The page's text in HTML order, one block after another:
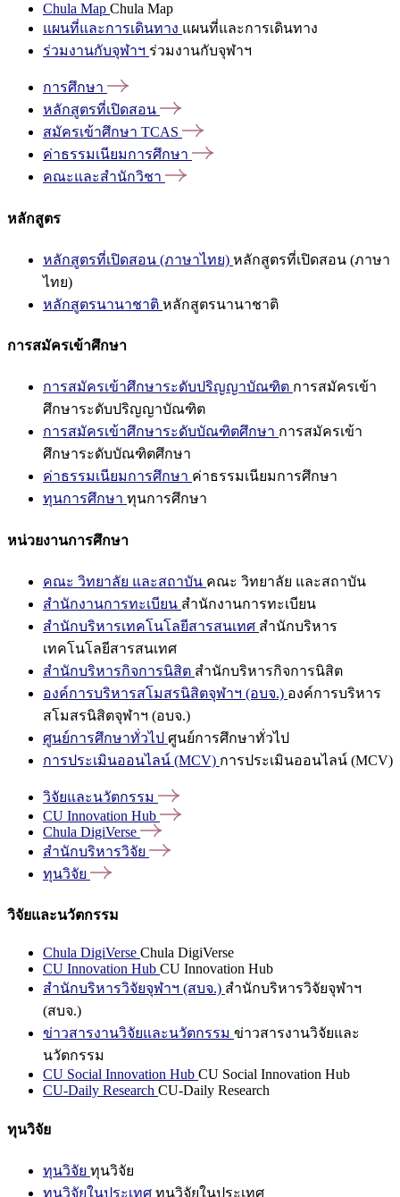
Chula Map Chula Map
แผนที่และการเดินทาง แผนที่และการเดินทาง
ร่วมงานกับจุฬาฯ ร่วมงานกับจุฬาฯ
การศึกษา
หลักสูตรที่เปิดสอน
สมัครเข้าศึกษา TCAS
ค่าธรรมเนียมการศึกษา
คณะและสำนักวิชา
หลักสูตร
หลักสูตรที่เปิดสอน (ภาษาไทย) หลักสูตรที่เปิดสอน (ภาษา
ไทย)
หลักสูตรนานาชาติ หลักสูตรนานาชาติ
การสมัครเข้าศึกษา
การสมัครเข้าศึกษาระดับปริญญาบัณฑิต การสมัครเข้า
ศึกษาระดับปริญญาบัณฑิต
การสมัครเข้าศึกษาระดับบัณฑิตศึกษา การสมัครเข้า
ศึกษาระดับบัณฑิตศึกษา
ค่าธรรมเนียมการศึกษา ค่าธรรมเนียมการศึกษา
ทุนการศึกษา ทุนการศึกษา
หน่วยงานการศึกษา
คณะ วิทยาลัย และสถาบัน คณะ วิทยาลัย และสถาบัน
สำนักงานการทะเบียน สำนักงานการทะเบียน
สำนักบริหารเทคโนโลยีสารสนเทศ สำนักบริหาร
เทคโนโลยีสารสนเทศ
สำนักบริหารกิจการนิสิต สำนักบริหารกิจการนิสิต
องค์การบริหารสโมสรนิสิตจุฬาฯ (อบจ.) องค์การบริหาร
สโมสรนิสิตจุฬาฯ (อบจ.)
ศูนย์การศึกษาทั่วไป ศูนย์การศึกษาทั่วไป
การประเมินออนไลน์ (MCV) การประเมินออนไลน์ (MCV)
วิจัยและนวัตกรรม
CU Innovation Hub
Chula DigiVerse
สำนักบริหารวิจัย
ทุนวิจัย
วิจัยและนวัตกรรม
Chula DigiVerse Chula DigiVerse
CU Innovation Hub CU Innovation Hub
สำนักบริหารวิจัยจุฬาฯ (สบจ.) สำนักบริหารวิจัยจุฬาฯ
(สบจ.)
ข่าวสารงานวิจัยและนวัตกรรม ข่าวสารงานวิจัยและ
นวัตกรรม
CU Social Innovation Hub CU Social Innovation Hub
CU-Daily Research CU-Daily Research
ทุนวิจัย
ทุนวิจัย ทุนวิจัย
ทุนวิจัยในประเทศ ทุนวิจัยในประเทศ